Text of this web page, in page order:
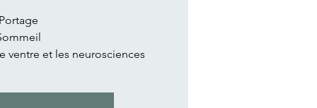
ventre et les neurosciences